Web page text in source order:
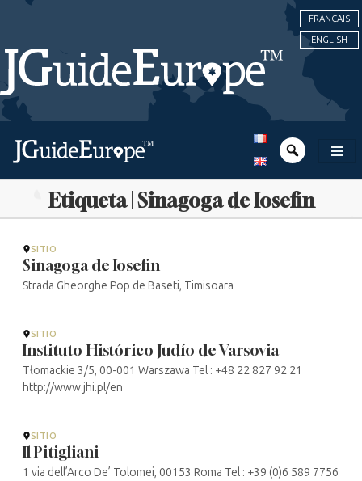
FRANÇAIS
ENGLISH
Etiqueta | Sinagoga de Iosefin
SITIO
Sinagoga de Iosefin
Strada Gheorghe Pop de Baseti, Timisoara
SITIO
Instituto Histórico Judío de Varsovia
Tłomackie 3/5, 00-001 Warszawa Tel : +48 22 827 92 21
http://www.jhi.pl/en
SITIO
Il Pitigliani
1 via dell’Arco De’ Tolomei, 00153 Roma Tel : +39 (0)6 589 7756